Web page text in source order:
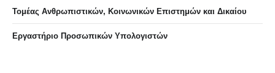
Τομέας Ανθρωπιστικών, Κοινωνικών Επιστημών και Δικαίου
Eργαστήριo Προσωπικών Υπολογιστών